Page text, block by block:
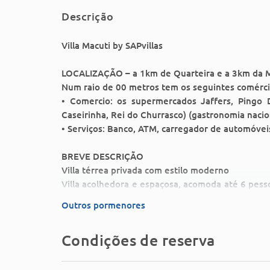
Descrição
Villa Macuti by SAPvillas
LOCALIZAÇÃO – a 1km de Quarteira e a 3km da
Num raio de 00 metros tem os seguintes
• Comercio: os supermercados Jaffers,
Caseirinha, Rei do Churrasco) (gastronomia
• Serviços: Banco, ATM, carregador de
BREVE DESCRIÇÃO
Villa térrea privada com estilo moderno
Villa acolhedora e espaçosa, acomoda até 6
Ar condicionado, WiFi grátis, TV cabo, BBQ a
Em zona tranquila e residencial, ideal para
Outros pormenores
Condições de reserva